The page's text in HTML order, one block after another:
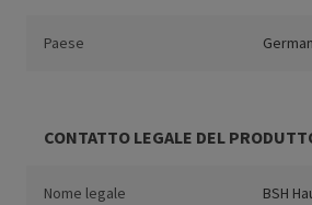
Paese
CONTATTO LEGALE DEL
Nome legale BSH